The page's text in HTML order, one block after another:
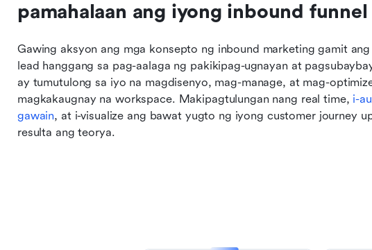
pamahalaan ang iyong inbound funnel
Gawing aksyon ang mga konsepto ng inbound marketing gamit
lead hanggang sa pag-aalaga ng pakikipag-ugnayan at
ay tumutulong sa iyo na magdisenyo, mag-manage, at mag-
magkakaugnay na workspace. Makipagtulungan nang real time, i-
gawain, at i-visualize ang bawat yugto ng iyong customer journey
resulta ang teorya.